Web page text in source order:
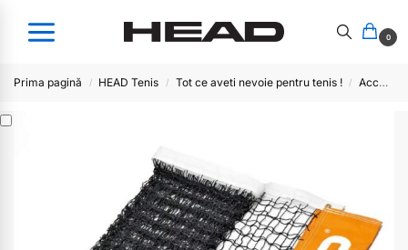
0
Prima pagină / HEAD Tenis / Tot ce aveti nevoie pentru tenis ! / Accesorii tenis